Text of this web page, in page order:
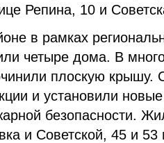
Репина, 10 и
в рамках
четыре дома. В
плоскую крышу.
и установили
безопасности.
и Советской, 45 и